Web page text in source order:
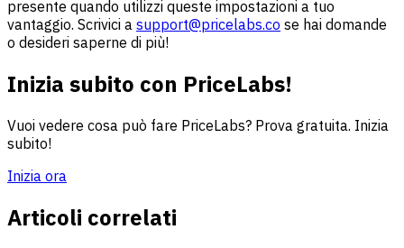
presente quando utilizzi queste impostazioni a tuo
vantaggio. Scrivici a support@pricelabs.co se hai domande
o desideri saperne di più!
Inizia subito con PriceLabs!
Vuoi vedere cosa può fare PriceLabs? Prova gratuita. Inizia
subito!
Inizia ora
Articoli correlati